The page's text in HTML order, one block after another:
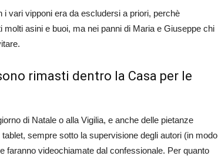
vari vipponi era da escludersi a priori, perchè
asini e buoi, ma nei panni di Maria e Giuseppe chi
rimasti dentro la Casa per le
di Natale o alla Vigilia, e anche delle pietanze
sempre sotto la supervisione degli autori (in modo
faranno videochiamate dal confessionale. Per quanto